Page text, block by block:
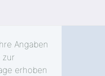
Angaben
zur
erhoben